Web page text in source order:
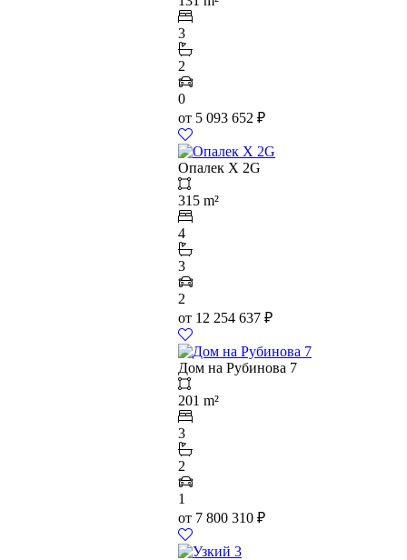
3
2
0
от 5 093 652 ₽
Опалек X 2G
315 m²
4
3
2
от 12 254 637 ₽
Дом на Рубинова 7
201 m²
3
2
1
от 7 800 310 ₽